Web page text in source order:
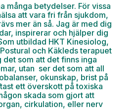
många betydelser. För vissa
att vara fri från sjukdom,
mer än så. Jag är med dig
inspirerar och hjälper dig
utbildad HKT Kinesiolog,
och Käkleds terapuet
det som att det finns inga
utan ser det som att all
okunskap, brist på
ett överskott på toxiska
skada som gjort att
cirkulation, eller nerv